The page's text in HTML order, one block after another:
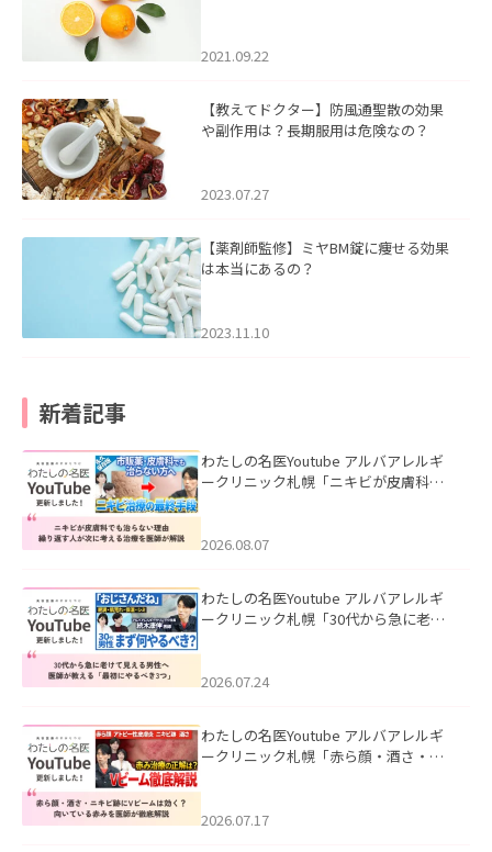
2021.09.22
【教えてドクター】防風通聖散の効果
や副作用は？長期服用は危険なの？
2023.07.27
【薬剤師監修】ミヤBM錠に痩せる効果
は本当にあるの？
2023.11.10
新着記事
わたしの名医Youtube アルバアレルギ
ークリニック札幌「ニキビが皮膚科で
ました。
2026.08.07
わたしの名医Youtube アルバアレルギ
ークリニック札幌「30代から急に老け
た。
2026.07.24
わたしの名医Youtube アルバアレルギ
ークリニック札幌「赤ら顔・酒さ・ニ
した。
2026.07.17